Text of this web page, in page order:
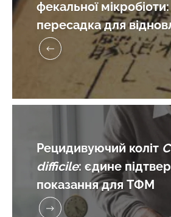
фекальної мікробіоти:
пересадка для
балансу мікробіоти
Рецидивуючий коліт
difficile: єдине
показання для ТФМ
Дізнатися
більше